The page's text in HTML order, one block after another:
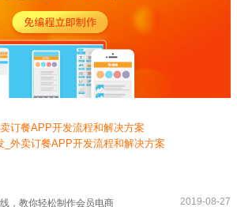
订餐APP开发流程和解决方案
_外卖订餐APP开发流程和解决方案
，教你轻松制作会员电商 2019-08-27